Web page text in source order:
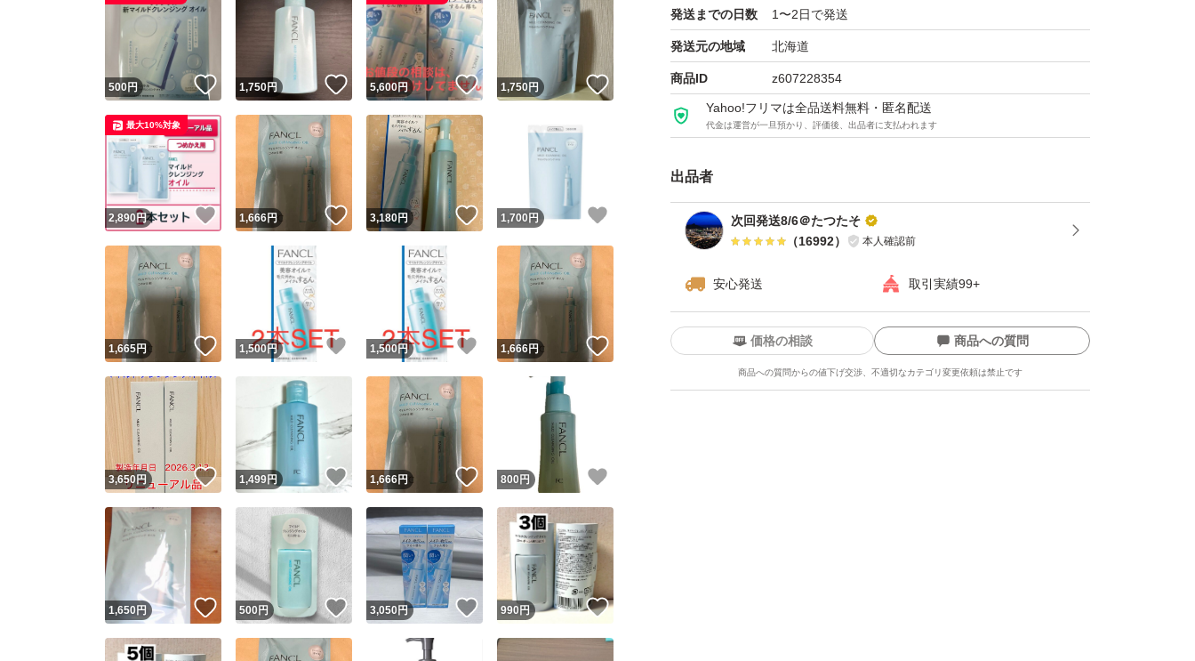
ファンケルのマイルドクレンジングオイルがリニューアル!
「汚れを落とす」×「うるおいを奪わない」を高次元で叶えるセ
レクトクレンズテクノロジー搭載!
～リニューアルポイント～
酸化皮脂もするんと落とします。
★うるおいを守る力UP:独自の洗浄成分で、素肌のうるおいを奪
いません。
オイルでありながら、肌にぴったり密着し、必要なうるおいはそ
のままに不要な汚れだけをしっかり絡め取ります。
これまでのマイルドクレンジングオイル以上にあなたの肌を“上質
発送までの日数 1〜2日で発送
発送元の地域 北海道
商品ID z607228354
Yahoo!フリマは全品送料無料・匿名配送
代金は運営が一旦預かり、評価後、出品者に支払われます
出品者
次回発送8/6＠たつたそ
（16992） 本人確認前
安心発送 取引実績99+
ユーザーの実績について
Yahoo!フリマが定めた一定の基準を満たしたユーザーにバッジを付与しています
安心取引出品者
安心取引出品者 Yahoo!フリマの基準をクリアした安心・安全なユーザーです
取引実績
価格の相談 商品への質問
商品への質問からの値下げ交渉、不適切なカテゴリ変更依頼は禁止です
この商品の情報をコピーします
商品画像の 無断転載は禁止されています
コピーは
1商品につき1回
500円 いいね！
1,750円 いいね！
5,600円 いいね！
1,750円
2,890円 いいね！
最大10%対象
1,666円 いいね！
3,180円 いいね！
1,700 円
1,665円 いいね！
1,500円 いいね！
1,500円 いいね！
1,666円
3,650円 いいね！
1,499円 いいね！
1,666円 いいね！
800 円
1,650円 いいね！
500円 いいね！
3,050円 いいね！
990円 いいね！